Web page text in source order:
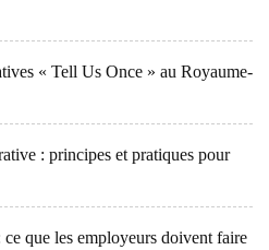
« Tell Us Once » au Royaume-
: principes et pratiques pour
que les employeurs doivent faire